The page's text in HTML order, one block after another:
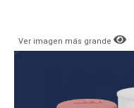
Ver imagen más grande